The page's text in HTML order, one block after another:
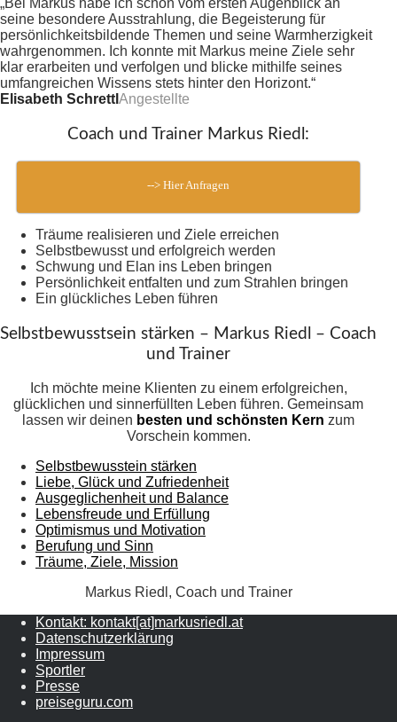
„Bei Markus habe ich schon vom ersten Augenblick an
seine besondere Ausstrahlung, die Begeisterung für
persönlichkeitsbildende Themen und seine Warmherzigkeit
wahrgenommen. Ich konnte mit Markus meine Ziele sehr
klar erarbeiten und verfolgen und blicke mithilfe seines
umfangreichen Wissens stets hinter den Horizont.“
Elisabeth Schrettl Angestellte
Coach und Trainer Markus Riedl:
--> Hier Anfragen
Träume realisieren und Ziele erreichen
Selbstbewusst und erfolgreich werden
Schwung und Elan ins Leben bringen
Persönlichkeit entfalten und zum Strahlen bringen
Ein glückliches Leben führen
Selbstbewusstsein stärken – Markus Riedl – Coach
und Trainer
Ich möchte meine Klienten zu einem erfolgreichen,
glücklichen und sinnerfüllten Leben führen. Gemeinsam
lassen wir deinen besten und schönsten Kern zum
Vorschein kommen.
Selbstbewusstein stärken
Liebe, Glück und Zufriedenheit
Ausgeglichenheit und Balance
Lebensfreude und Erfüllung
Optimismus und Motivation
Berufung und Sinn
Träume, Ziele, Mission
Markus Riedl, Coach und Trainer
Kontakt: kontakt[at]markusriedl.at
Datenschutzerklärung
Impressum
Sportler
Presse
preiseguru.com